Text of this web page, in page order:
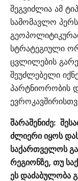
შეგვიძლია ამ
სამომავლო
სტრატეგიული
ცვლილების
შეუძლებელი
პარტნიორობის
შარაშენიძე:
ძლიერი იყოს
საქართველოს
რეგიონზე, თუ
ეს დაძაბულობა